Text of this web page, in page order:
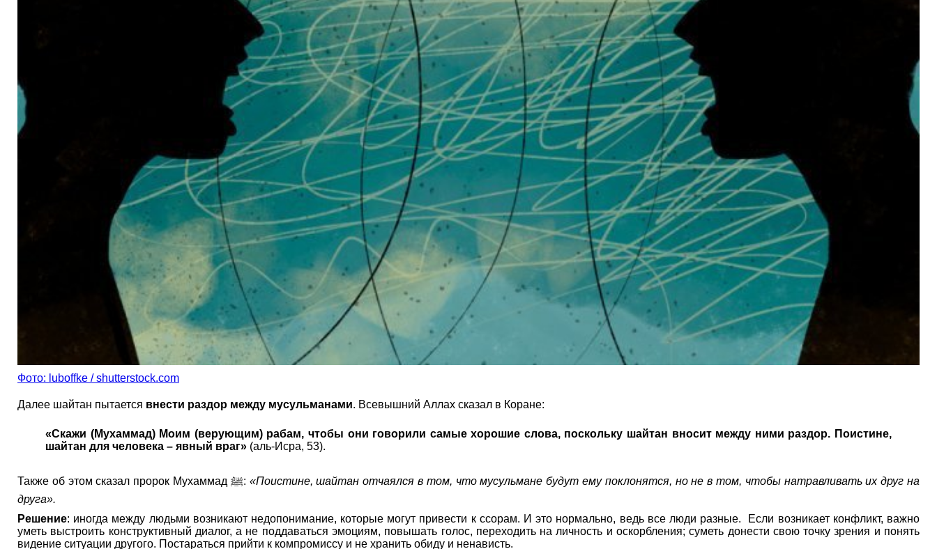
Фото: luboffke / shutterstock.com
Далее шайтан пытается внести раздор между мусульманами. Всевышний Аллах сказал в Коране:
«Скажи (Мухаммад) Моим (верующим) рабам, чтобы они говорили самые хорошие слова, поскольку шайтан вносит между ними раздор. Поистине,
шайтан для человека – явный враг» (аль-Исра, 53).
Также об этом сказал пророк Мухаммад ﷺ: «Поистине, шайтан отчаялся в том, что мусульмане будут ему поклонятся, но не в том, чтобы натравливать их друг на
друга».
Решение: иногда между людьми возникают недопонимание, которые могут привести к ссорам. И это нормально, ведь все люди разные. Если возникает конфликт, важно
уметь выстроить конструктивный диалог, а не поддаваться эмоциям, повышать голос, переходить на личность и оскорбления; суметь донести свою точку зрения и понять
видение ситуации другого. Постараться прийти к компромиссу и не хранить обиду и ненависть.